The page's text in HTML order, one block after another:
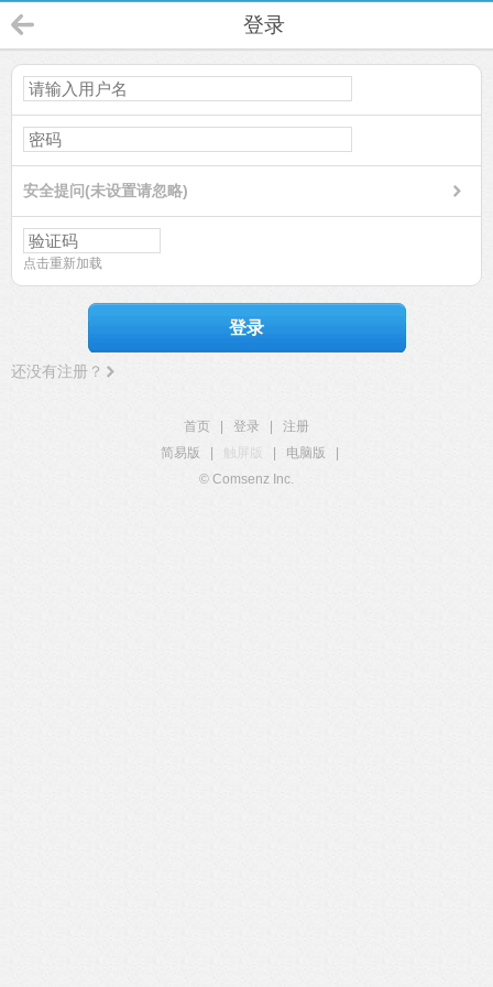
登录
安全提问(未设置请忽略)
点击重新加载
登录
还没有注册？
首页 登录
注册
简易版
触屏版 电脑版
© Comsenz Inc.